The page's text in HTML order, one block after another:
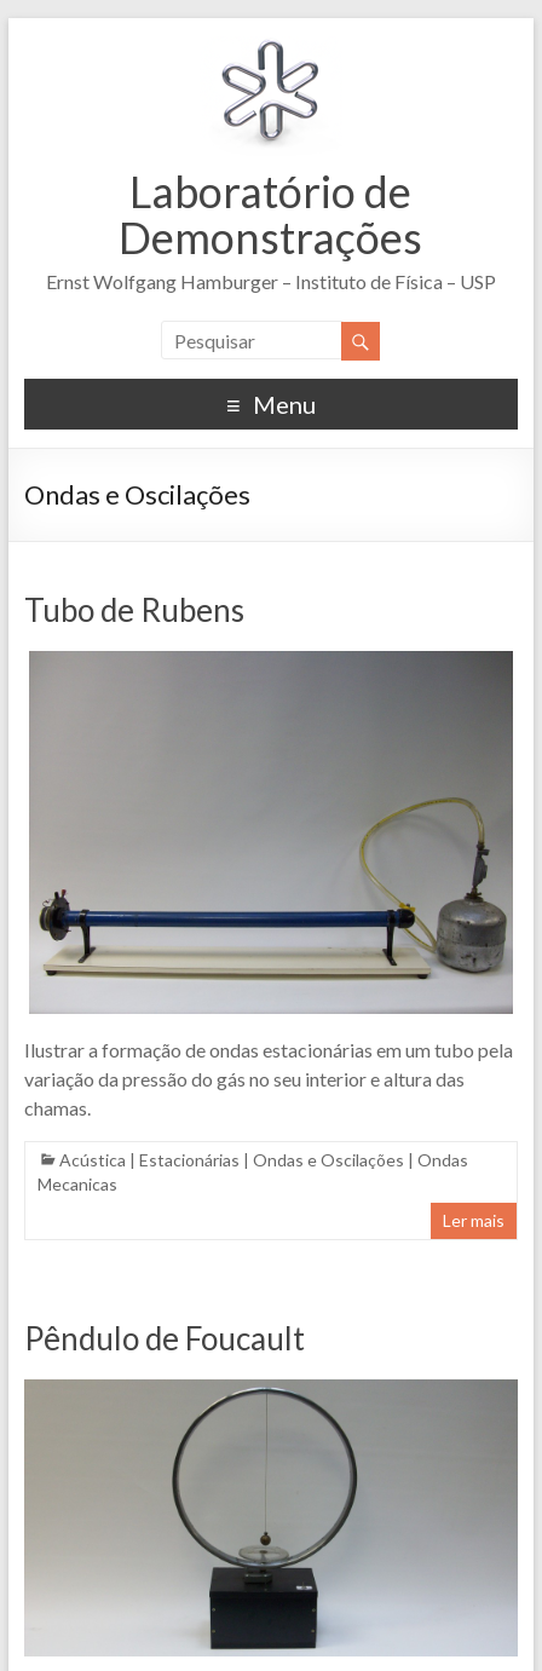
Laboratório de
Demonstrações
Ernst Wolfgang Hamburger – Instituto de Física – USP
Menu
Ondas e Oscilações
Tubo de Rubens
Ilustrar a formação de ondas estacionárias em um tubo pela
variação da pressão do gás no seu interior e altura das
chamas.
Acústica | Estacionárias | Ondas e Oscilações | Ondas
Mecanicas
Ler mais
Pêndulo de Foucault